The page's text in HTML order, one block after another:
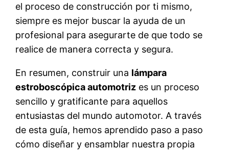
el proceso de construcción por ti mismo,
siempre es mejor buscar la ayuda de un
profesional para asegurarte de que todo se
realice de manera correcta y segura.
En resumen, construir una lámpara
estroboscópica automotriz es un proceso
sencillo y gratificante para aquellos
entusiastas del mundo automotor. A través
de esta guía, hemos aprendido paso a paso
cómo diseñar y ensamblar nuestra propia